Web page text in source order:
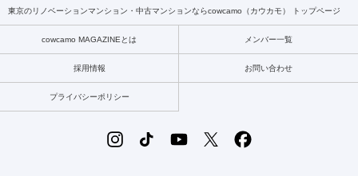
東京のリノベーションマンション・中古マンションならcowcamo（カウカモ） トップページ
cowcamo MAGAZINEとは メンバー一覧
採用情報 お問い合わせ
プライバシーポリシー